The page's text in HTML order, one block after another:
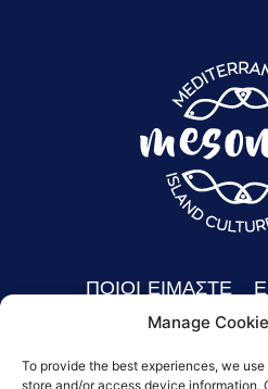
Manage
To provide the best experiences, we
store and/or access device information.
ΠΟΙΟΙ ΕΙΜΑΣΤΕ
Τι κάνουμε
Η ομάδα μας